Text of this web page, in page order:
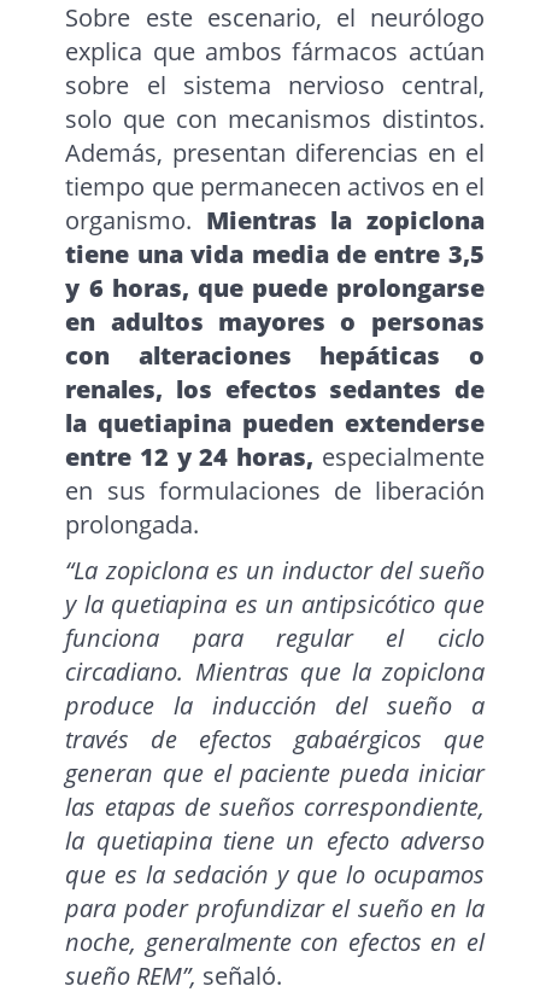
Sobre este escenario, el neurólogo
explica que ambos fármacos actúan
sobre el sistema nervioso central,
solo que con mecanismos distintos.
Además, presentan diferencias en el
tiempo que permanecen activos en el
organismo. Mientras la zopiclona
tiene una vida media de entre 3,5
y 6 horas, que puede prolongarse
en adultos mayores o personas
con alteraciones hepáticas o
renales, los efectos sedantes de
la quetiapina pueden extenderse
entre 12 y 24 horas, especialmente
en sus formulaciones de liberación
prolongada.
“La zopiclona es un inductor del sueño
y la quetiapina es un antipsicótico que
funciona para regular el ciclo
circadiano. Mientras que la zopiclona
produce la inducción del sueño a
través de efectos gabaérgicos que
generan que el paciente pueda iniciar
las etapas de sueños correspondiente,
la quetiapina tiene un efecto adverso
que es la sedación y que lo ocupamos
para poder profundizar el sueño en la
noche, generalmente con efectos en el
sueño REM”, señaló.